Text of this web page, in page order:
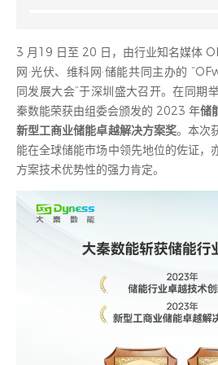
3 月19 日至 20 日，由行业知名媒体
网·光伏、维科网·储能共同主办的
同发展大会”于深圳盛大召开。在同期
秦数能荣获由组委会颁发的 2023 年储
新型工商业储能卓越解决方案奖。本次
能在全球储能市场中领先地位的佐证，
方案技术优势性的强力肯定。